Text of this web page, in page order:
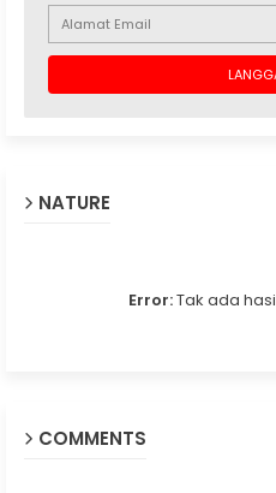
NATURE
Error:Tak ada
COMMENTS